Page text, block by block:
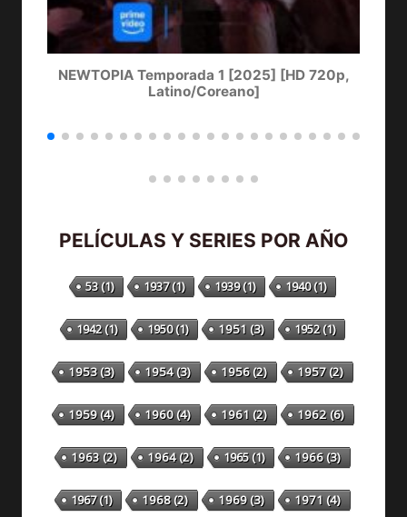
NEWTOPIA Temporada 1 [2025] [HD 720p,
Latino/Coreano]
PELÍCULAS Y SERIES POR AÑO
53(1) 1937(1) 1939(1) 1940(1)
1942(1) 1950(1) 1951 (3) 1952(1)
1953(3) 1954(3) 1956(2) 1957(2)
1959(4) 1960(4) 1961 (2) 1962(6)
1963(2) 1964(2) 1965(1) 1966(3)
1967(1) 1968(2) 1969(3) 1971 (4)